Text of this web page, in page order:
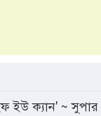
ইউ ক্যান' ~